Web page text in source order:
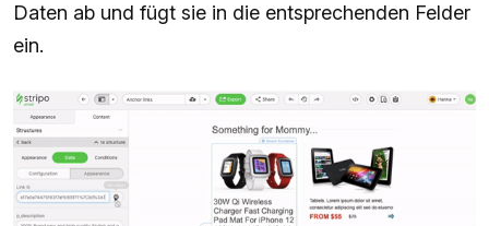
Daten ab und fügt sie in die entsprechenden Felder
ein.